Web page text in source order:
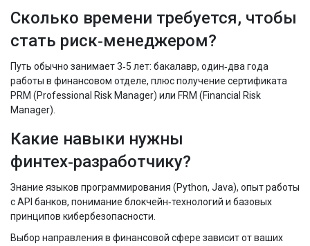
Сколько времени требуется, чтобы
стать риск‑менеджером?
Путь обычно занимает 3‑5 лет: бакалавр, один‑два года
работы в финансовом отделе, плюс получение сертификата
PRM (Professional Risk Manager) или FRM (Financial Risk
Manager).
Какие навыки нужны
финтех‑разработчику?
Знание языков программирования (Python, Java), опыт работы
с API банков, понимание блокчейн‑технологий и базовых
принципов кибербезопасности.
Выбор направления в финансовой сфере зависит от ваших